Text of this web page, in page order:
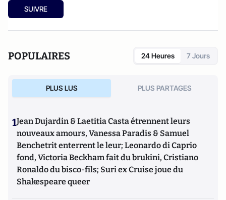
SUIVRE
POPULAIRES 24 Heures 7 Jours
PLUS LUS PLUS PARTAGES
1Jean Dujardin & Laetitia Casta étrennent leurs
nouveaux amours, Vanessa Paradis & Samuel
Benchetrit enterrent le leur; Leonardo di Caprio
fond, Victoria Beckham fait du brukini, Cristiano
Ronaldo du bisco-fils; Suri ex Cruise joue du
Shakespeare queer